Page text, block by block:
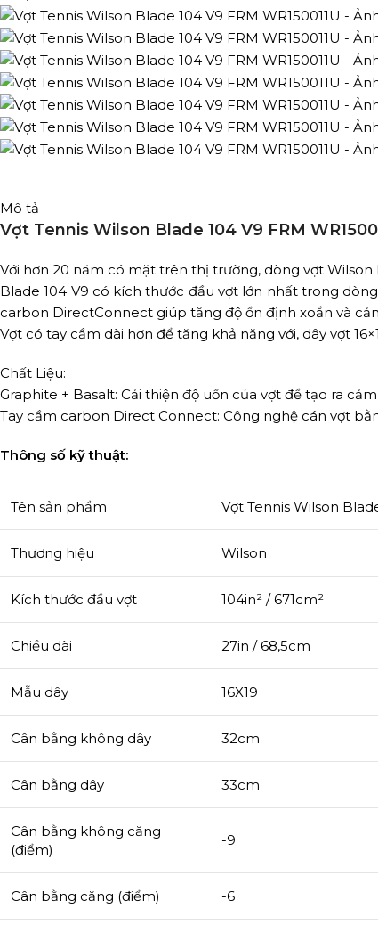
Mô tả
Vợt Tennis Wilson Blade 104 V9 FRM
Với hơn 20 năm có mặt trên thị trường, dòng vợt
Blade 104 V9 có kích thước đầu vợt lớn nhất trong
carbon DirectConnect giúp tăng độ ổn định xoắn và
Vợt có tay cầm dài hơn để tăng khả năng với, dây vợt
Chất Liệu:
Graphite + Basalt: Cải thiện độ uốn của vợt để tạo ra
Tay cầm carbon Direct Connect: Công nghệ cán vợt
Thông số kỹ thuật:
Tên sản phẩm Vợt Tennis Wilson
Thương hiệu Wilson
Kích thước đầu vợt 104in² / 671cm²
Chiều dài 27in / 68,5cm
Mẫu dây 16X19
Cân bằng không dây 32cm
Cân bằng dây 33cm
Cân bằng không căng
(điểm)
-9
Cân bằng căng (điểm) -6